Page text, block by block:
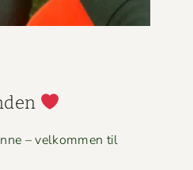
– velkom­men til